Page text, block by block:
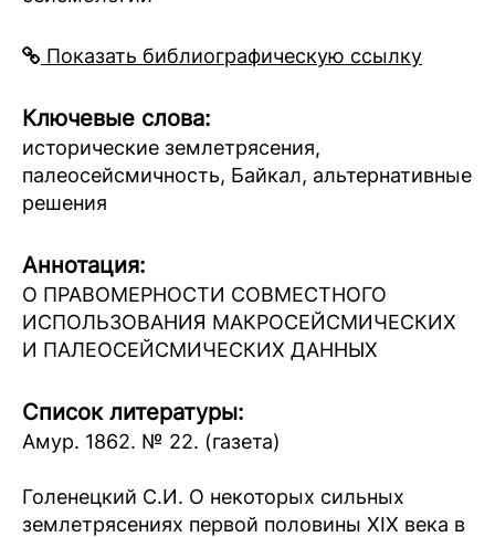
Показать библиографическую ссылку
Ключевые слова:
исторические землетрясения,
палеосейсмичность, Байкал, альтернативные
решения
Аннотация:
О ПРАВОМЕРНОСТИ СОВМЕСТНОГО
ИСПОЛЬЗОВАНИЯ МАКРОСЕЙСМИЧЕСКИХ
И ПАЛЕОСЕЙСМИЧЕСКИХ ДАННЫХ
Список литературы:
Амур. 1862. № 22. (газета)
Голенецкий С.И. О некоторых сильных
землетрясениях первой половины XIX века в